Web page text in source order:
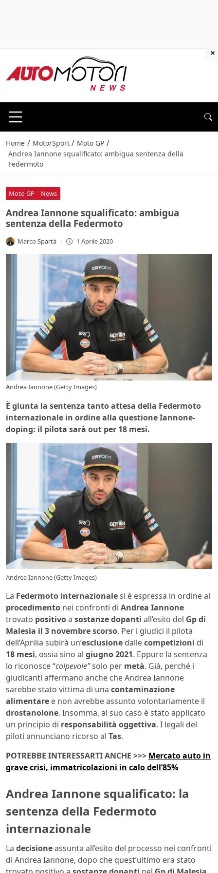
Home / MotorSport / Moto GP /
Andrea Iannone squalificato: ambigua sentenza della
Federmoto
Moto GP News
Andrea Iannone squalificato: ambigua
sentenza della Federmoto
Marco Spartà - 1 Aprile 2020
Andrea Iannone (Getty Images)
È giunta la sentenza tanto attesa della Federmoto
internazionale in ordine alla questione Iannone-
doping: il pilota sarà out per 18 mesi.
Andrea Iannone (Getty Images)
La Federmoto internazionalesi è espressa in ordine al
procedimento nei confronti di Andrea Iannone
trovato positivoa sostanze dopanti all’esito del Gp di
Malesia il 3 novembre scorso. Per i giudici il pilota
dell’Aprilia subirà un’esclusione dallecompetizioni di
18 mesi, ossia sino al giugno 2021. Eppure la sentenza
lo riconosce “colpevole”solo per metà. Già, perché i
giudicanti affermano anche che Andrea Iannone
sarebbe stato vittima di una contaminazione
alimentare e non avrebbe assunto volontariamente il
drostanolone. Insomma, al suo caso è stato applicato
un principio di responsabilità oggettiva. I legali del
piloti annunciano ricorso al Tas.
POTREBBE INTERESSARTI ANCHE >>> Mercato auto in
grave crisi, immatricolazioni in calo dell’85%
Andrea Iannone squalificato: la
sentenza della Federmoto
internazionale
La decisioneassunta all’esito del processo nei confronti
di Andrea Iannone, dopo che quest’ultimo era stato
×